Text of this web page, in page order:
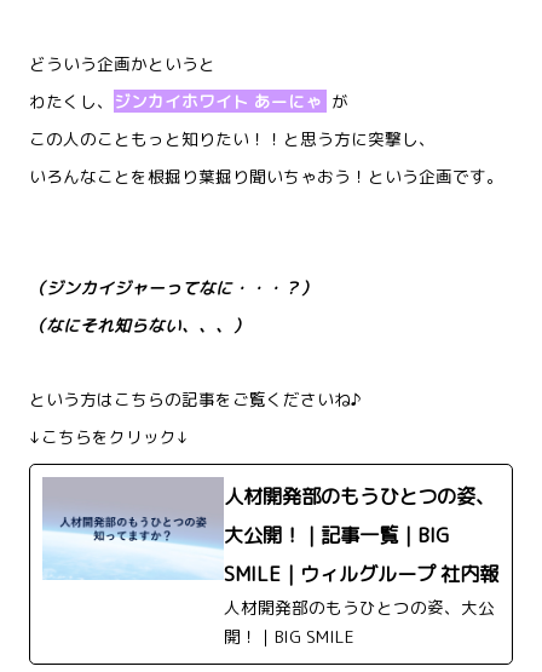
どういう企画かというと
わたくし、
ジンカイホワイト あーにゃ が
この人のこともっと知りたい！！と思う方に突撃し、
いろんなことを根掘り葉掘り聞いちゃおう！という企画です。
（ジンカイジャーってなに・・・？）
（なにそれ知らない、、、）
という方はこちらの記事をご覧くださいね♪
↓こちらをクリック↓
人材開発部のもうひとつの姿、
大公開！｜記事一覧｜BIG
SMILE｜ウィルグループ 社内報
人材開発部のもうひとつの姿、大公
開！｜BIG SMILE